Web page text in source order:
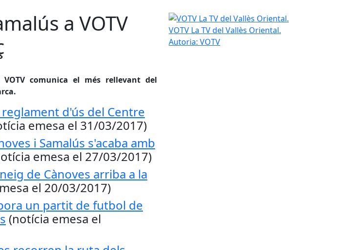
a VOTV
comunica el més rellevant del
d'ús del Centre
emesa el 31/03/2017)
i Samalús s'acaba amb
emesa el 27/03/2017)
de Cànoves arriba a la
el 20/03/2017)
un partit de futbol de
(notícia emesa el
VOTV La TV del Vallès Oriental.
VOTV La TV del Vallès Oriental.
Autoria: VOTV